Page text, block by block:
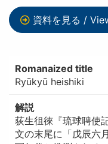
資料を見る /
Romanaized title
Ryūkyū heishiki
解説
荻生徂徠『琉球聘使
文の末尾に「戊辰六